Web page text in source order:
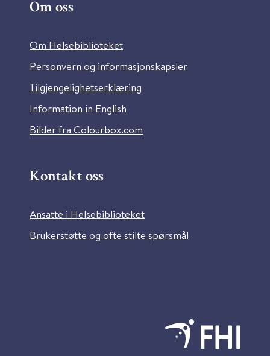
Om oss
Om Helsebiblioteket
Personvern og informasjonskapsler
Tilgjengelighetserklæring
Information in English
Bilder fra Colourbox.com
Kontakt oss
Ansatte i Helsebiblioteket
Brukerstøtte og ofte stilte spørsmål